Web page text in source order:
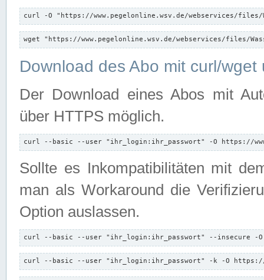
curl -O "https://www.pegelonline.wsv.de/webservices/files/
wget "https://www.pegelonline.wsv.de/webservices/files/
Download des Abo mit curl/
Der Download eines Abos mit
über HTTPS möglich.
curl --basic --user "ihr_login:ihr_passwort" -O https://
Sollte es Inkompatibilitäten mit
man als Workaround die
Option auslassen.
curl --basic --user "ihr_login:ihr_passwort" --insecure -
curl --basic --user "ihr_login:ihr_passwort" -k -O https://